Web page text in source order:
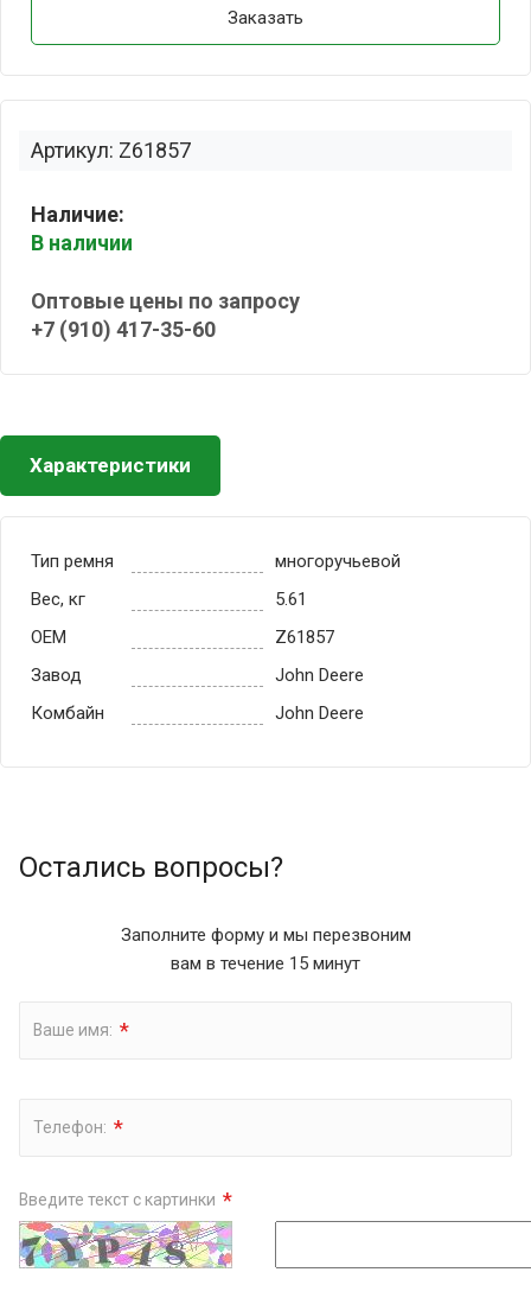
Артикул: Z61857
Наличие:
В наличии
Оптовые цены по запросу
+7 (910) 417-35-60
Заказать
Характеристики
Тип ремня
многоручьевой
Вес, кг
5.61
OEM
Z61857
Завод
John Deere
Комбайн
John Deere
Остались вопросы?
Заполните форму и мы перезвоним
вам в течение 15 минут
Ваше имя: *
Телефон: *
Введите текст с картинки *